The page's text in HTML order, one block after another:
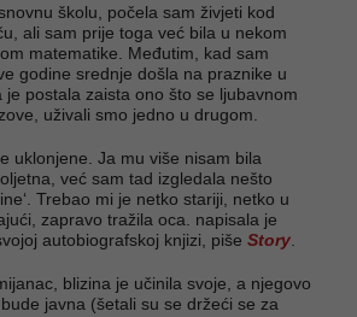
školu, počela sam živjeti kod
ali sam prije toga već bila u nekom
matematike. Međutim, kad sam
godine srednje došla na praznike u
je postala zaista ono što se ljubavnom
uživali smo jedno u drugom.
uklonjene. Ja mu više nisam bila
već sam tad izgledala nešto
Trebao mi je netko stariji, netko u
zapravo tražila oca. napisala je
autobiografskoj knjizi, piše Story
blizina je učinila svoje, a njegovo
javna (šetali su se držeći se za